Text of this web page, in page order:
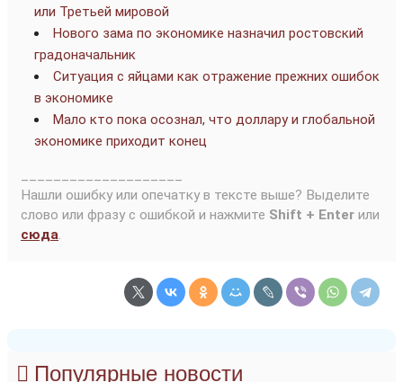
или Третьей мировой
Нового зама по экономике назначил ростовский
градоначальник
Ситуация с яйцами как отражение прежних ошибок
в экономике
Мало кто пока осознал, что доллару и глобальной
экономике приходит конец
Нашли ошибку или опечатку в тексте выше? Выделите
слово или фразу с ошибкой и нажмите Shift + Enter или
сюда.
Популярные новости